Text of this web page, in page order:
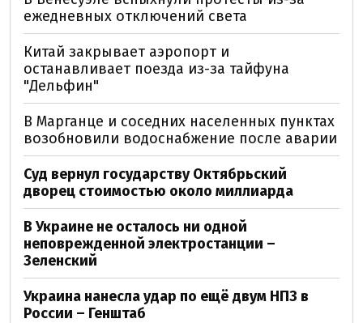
ежедневных отключений света
Китай закрывает аэропорт и
останавливает поезда из-за тайфуна
"Дельфин"
В Марганце и соседних населенных пунктах
возобновили водоснабжение после аварии
Суд вернул государству Октябрьский
дворец стоимостью около миллиарда
В Украине не осталось ни одной
неповрежденной электростанции –
Зеленский
Украина нанесла удар по ещё двум НПЗ в
России – Генштаб